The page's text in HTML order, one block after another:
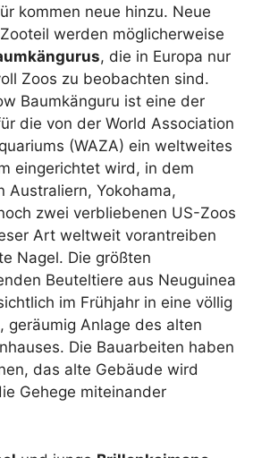
kommen neue hinzu. Neue
werden möglicherweise
, die in Europa nur
Zoos zu beobachten sind.
Baumkänguru ist eine der
die von der World Association
(WAZA) ein weltweites
eingerichtet wird, in dem
Australiern, Yokohama,
zwei verbliebenen US-Zoos
Art weltweit vorantreiben
Nagel. Die größten
Beuteltiere aus Neuguinea
im Frühjahr in eine völlig
geräumig Anlage des alten
Die Bauarbeiten haben
das alte Gebäude wird
Gehege miteinander